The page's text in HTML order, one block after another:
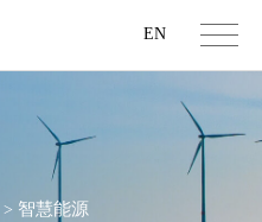
EN
> 智慧能源